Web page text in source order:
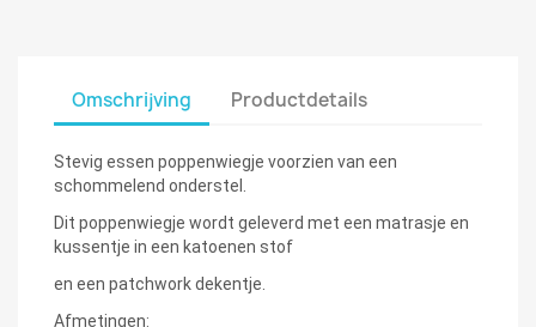
Omschrijving Productdetails
Stevig essen poppenwiegje voorzien van een
schommelend onderstel.
Dit poppenwiegje wordt geleverd met een matrasje en
kussentje in een katoenen stof
en een patchwork dekentje.
Afmetingen: